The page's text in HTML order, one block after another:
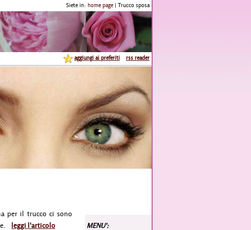
Siete in: home page | Trucco sposa
aggiungi ai preferiti rss reader
per il trucco ci sono
leggi l'articolo MENU':